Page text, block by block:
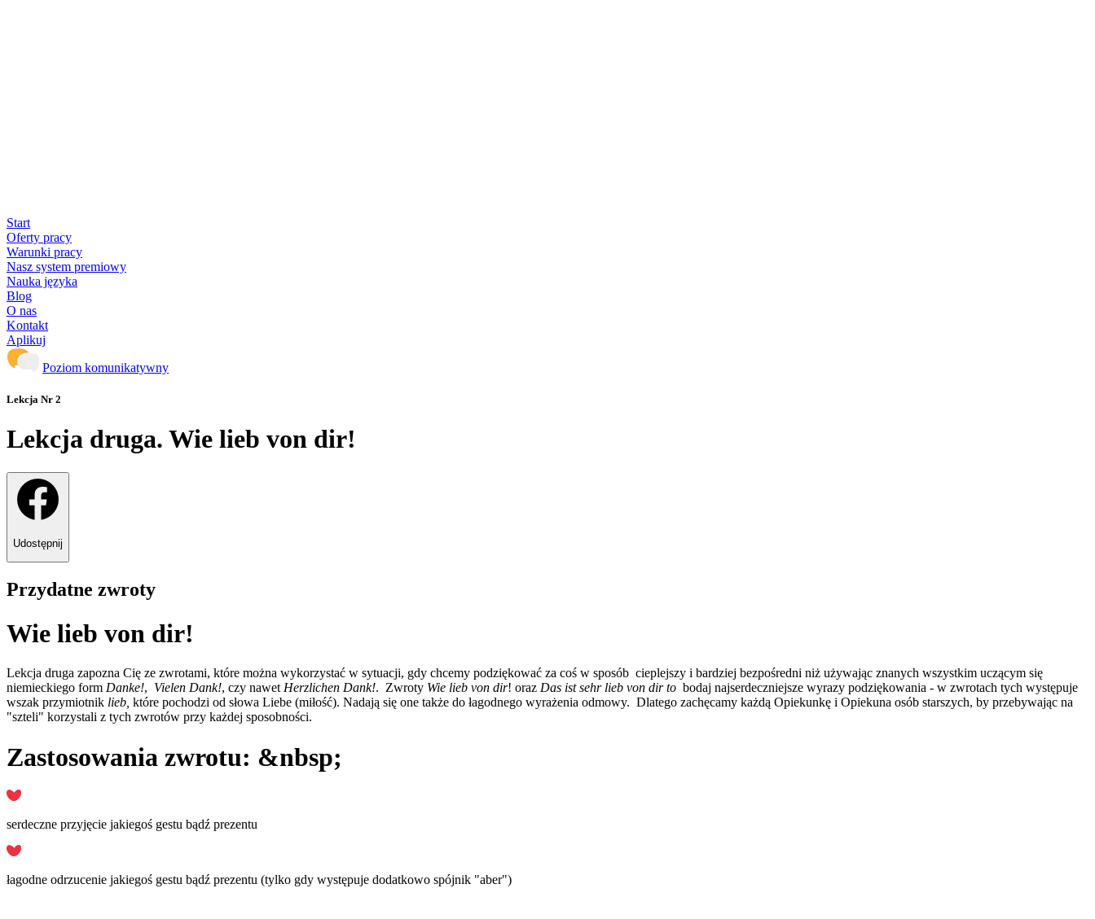
Start
Oferty pracy
Warunki pracy
Nasz system premiowy
Nauka języka
Blog
O nas
Kontakt
Aplikuj
Poziom komunikatywny
Lekcja Nr 2
Lekcja druga. Wie lieb von dir!
Udostępnij
Przydatne zwroty
Wie lieb von dir!
Lekcja druga zapozna Cię ze zwrotami, które można wykorzystać w sytuacji, gdy chcemy podziękować za coś w sposób cieplejszy i bardziej bezpośredni niż używając znanych wszystkim uczącym się
niemieckiego form Danke!, Vielen Dank!, czy nawet Herzlichen Dank!. Zwroty Wie lieb von dir! oraz Das ist sehr lieb von dir to bodaj najserdeczniejsze wyrazy podziękowania - w zwrotach tych występuje
wszak przymiotnik lieb, które pochodzi od słowa Liebe (miłość). Nadają się one także do łagodnego wyrażenia odmowy. Dlatego zachęcamy każdą Opiekunkę i Opiekuna osób starszych, by przebywając na
"szteli" korzystali z tych zwrotów przy każdej sposobności.
Zastosowania zwrotu: &nbsp;
serdeczne przyjęcie jakiegoś gestu bądź prezentu
łagodne odrzucenie jakiegoś gestu bądź prezentu (tylko gdy występuje dodatkowo spójnik "aber")